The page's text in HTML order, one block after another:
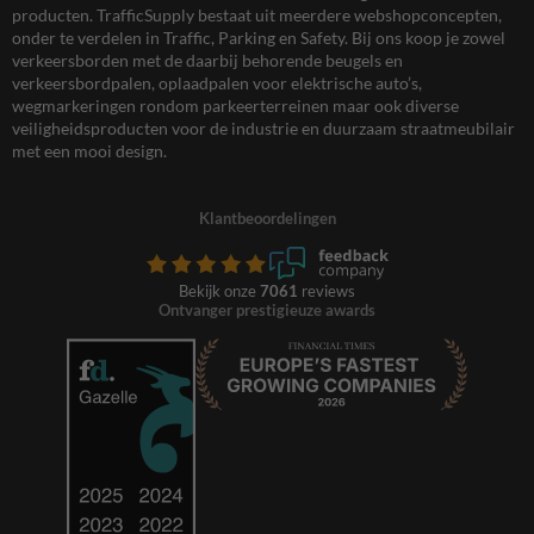
producten. TrafficSupply bestaat uit meerdere webshopconcepten,
onder te verdelen in Traffic, Parking en Safety. Bij ons koop je zowel
verkeersborden met de daarbij behorende beugels en
verkeersbordpalen, oplaadpalen voor elektrische auto’s,
wegmarkeringen rondom parkeerterreinen maar ook diverse
veiligheidsproducten voor de industrie en duurzaam straatmeubilair
met een mooi design.
Klantbeoordelingen
Bekijk onze 7061 reviews
Ontvanger prestigieuze awards